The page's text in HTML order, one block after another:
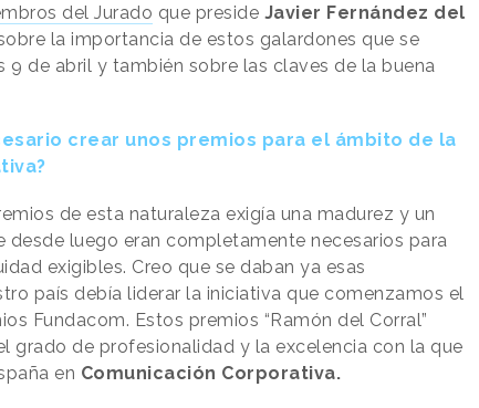
del Jurado que preside Javier Fernández del
la importancia de estos galardones que se
9 de abril y también sobre las claves de la buena
crear unos premios para el ámbito de la
de esta naturaleza exigía una madurez y un
desde luego eran completamente necesarios para
exigibles. Creo que se daban ya esas
país debía liderar la iniciativa que comenzamos el
Fundacom. Estos premios “Ramón del Corral”
grado de profesionalidad y la excelencia con la que
en Comunicación Corporativa.